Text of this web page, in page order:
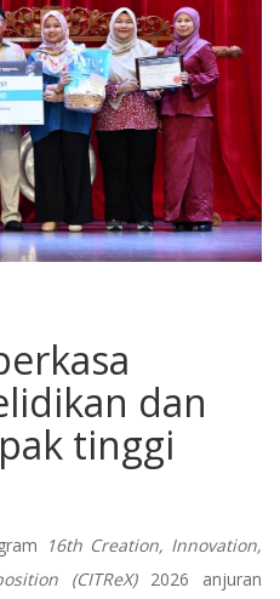
dan
tinggi
16th Creation, Innovation,
(CITReX)2026 anjuran